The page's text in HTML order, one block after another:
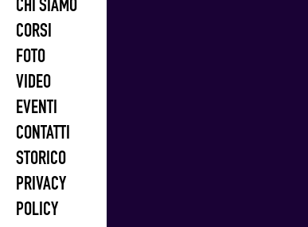
CHI SIAMO
CORSI
FOTO
VIDEO
EVENTI
CONTATTI
STORICO
PRIVACY
POLICY